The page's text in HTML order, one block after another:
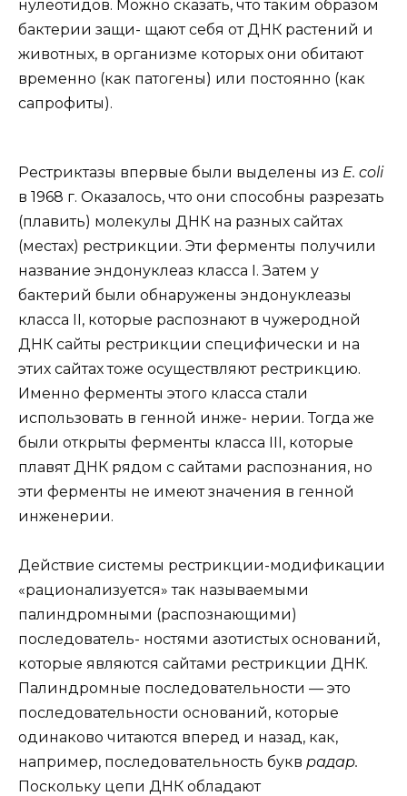
нулеотидов. Можно сказать, что таким образом
бактерии защи- щают себя от ДНК растений и
животных, в организме которых они обитают
временно (как патогены) или постоянно (как
сапрофиты).
Рестриктазы впервые были выделены из Е. coli
в 1968 г. Оказалось, что они способны разрезать
(плавить) молекулы ДНК на разных сайтах
(местах) рестрикции. Эти ферменты получили
название эндонуклеаз класса I. Затем у
бактерий были обнаружены эндонуклеазы
класса II, которые распознают в чужеродной
ДНК сайты рестрикции специфически и на
этих сайтах тоже осуществляют рестрикцию.
Именно ферменты этого класса стали
использовать в генной инже- нерии. Тогда же
были открыты ферменты класса III, которые
плавят ДНК рядом с сайтами распознания, но
эти ферменты не имеют значения в генной
инженерии.
Действие системы рестрикции-модификации
«рационализуется» так называемыми
палиндромными (распознающими)
последователь- ностями азотистых оснований,
которые являются сайтами рестрикции ДНК.
Палиндромные последовательности — это
последовательности оснований, которые
одинаково читаются вперед и назад, как,
например, последовательность букв радар.
Поскольку цепи ДНК обладают